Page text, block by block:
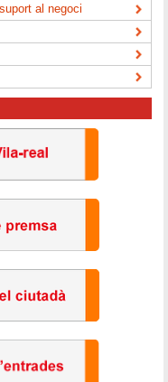
al negoci